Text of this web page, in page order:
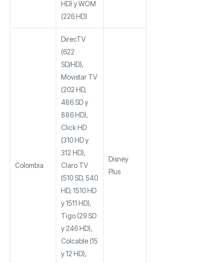
HD) y WOM
(226 HD)
Colombia
DirecTV
(622
SD/HD),
Movistar TV
(202 HD,
486 SD y
886 HD),
Click HD
(310 HD y
312 HD),
Claro TV
(510 SD, 540
HD, 1510 HD
y 1511 HD),
Tigo (29 SD
y 246 HD),
Colcable (15
y 12 HD),
Disney
Plus